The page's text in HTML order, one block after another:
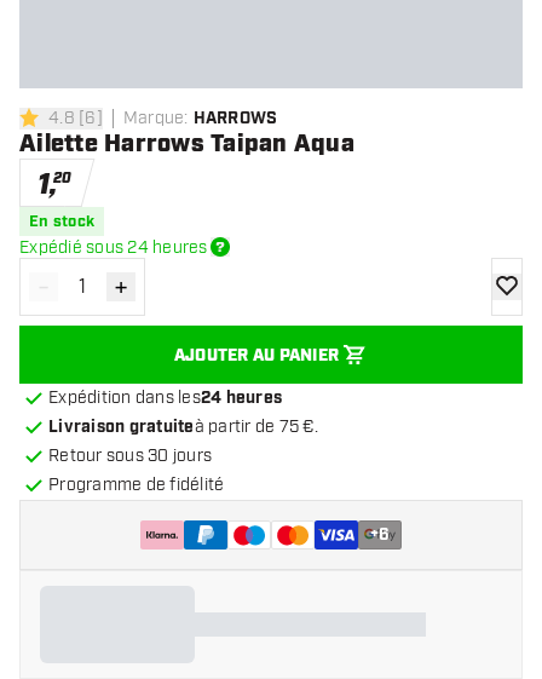
4.8 étoiles de notation
4.8 [6] Marque: HARROWS
Ailette Harrows Taipan Aqua
1,20
En stock
Expédié sous 24 heures
Diminuer la quantité
- Augmenter la quantité
+
AJOUTER AU PANIER
Expédition dans les24 heures
Livraison gratuiteà partir de 75 €.
Retour sous 30 jours
Programme de fidélité
+6